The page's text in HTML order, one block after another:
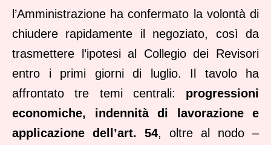
l’Amministrazione ha confermato la volontà di
chiudere rapidamente il negoziato, così da
trasmettere l’ipotesi al Collegio dei Revisori
entro i primi giorni di luglio. Il tavolo ha
affrontato tre temi centrali: progressioni
economiche, indennità di lavorazione e
applicazione dell’art. 54, oltre al nodo –